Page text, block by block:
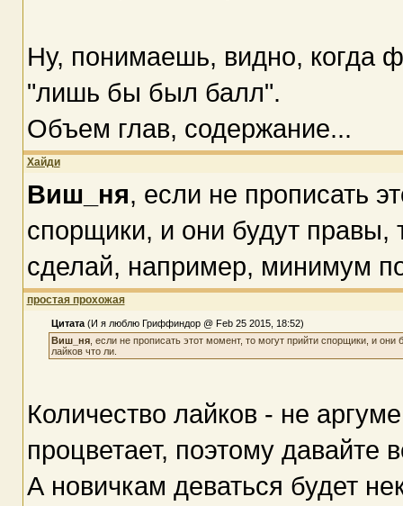
Ну, понимаешь, видно, когда
"лишь бы был балл".
Объем глав, содержание...
Хайди
Виш_ня, если не прописать
спорщики, и они будут правы,
сделай, например, минимум
простая прохожая
Цитата (И я люблю Гриффиндор @ Feb 25 2015, 18:52)
Виш_ня , если не прописать этот момент, то могут прийти спорщики, и
лайков что ли.
Количество лайков - не
процветает, поэтому давайте
А новичкам деваться будет